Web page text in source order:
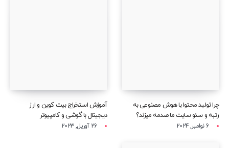
چرا تولید محتوا با هوش مصنوعی به
رتبه و سئو سایت ما صدمه میزند؟
6 نوامبر, 2024
آموزش استخراج بیت کوین و ارز
دیجیتال با گوشی و کامپیوتر
26 آوریل, 2023